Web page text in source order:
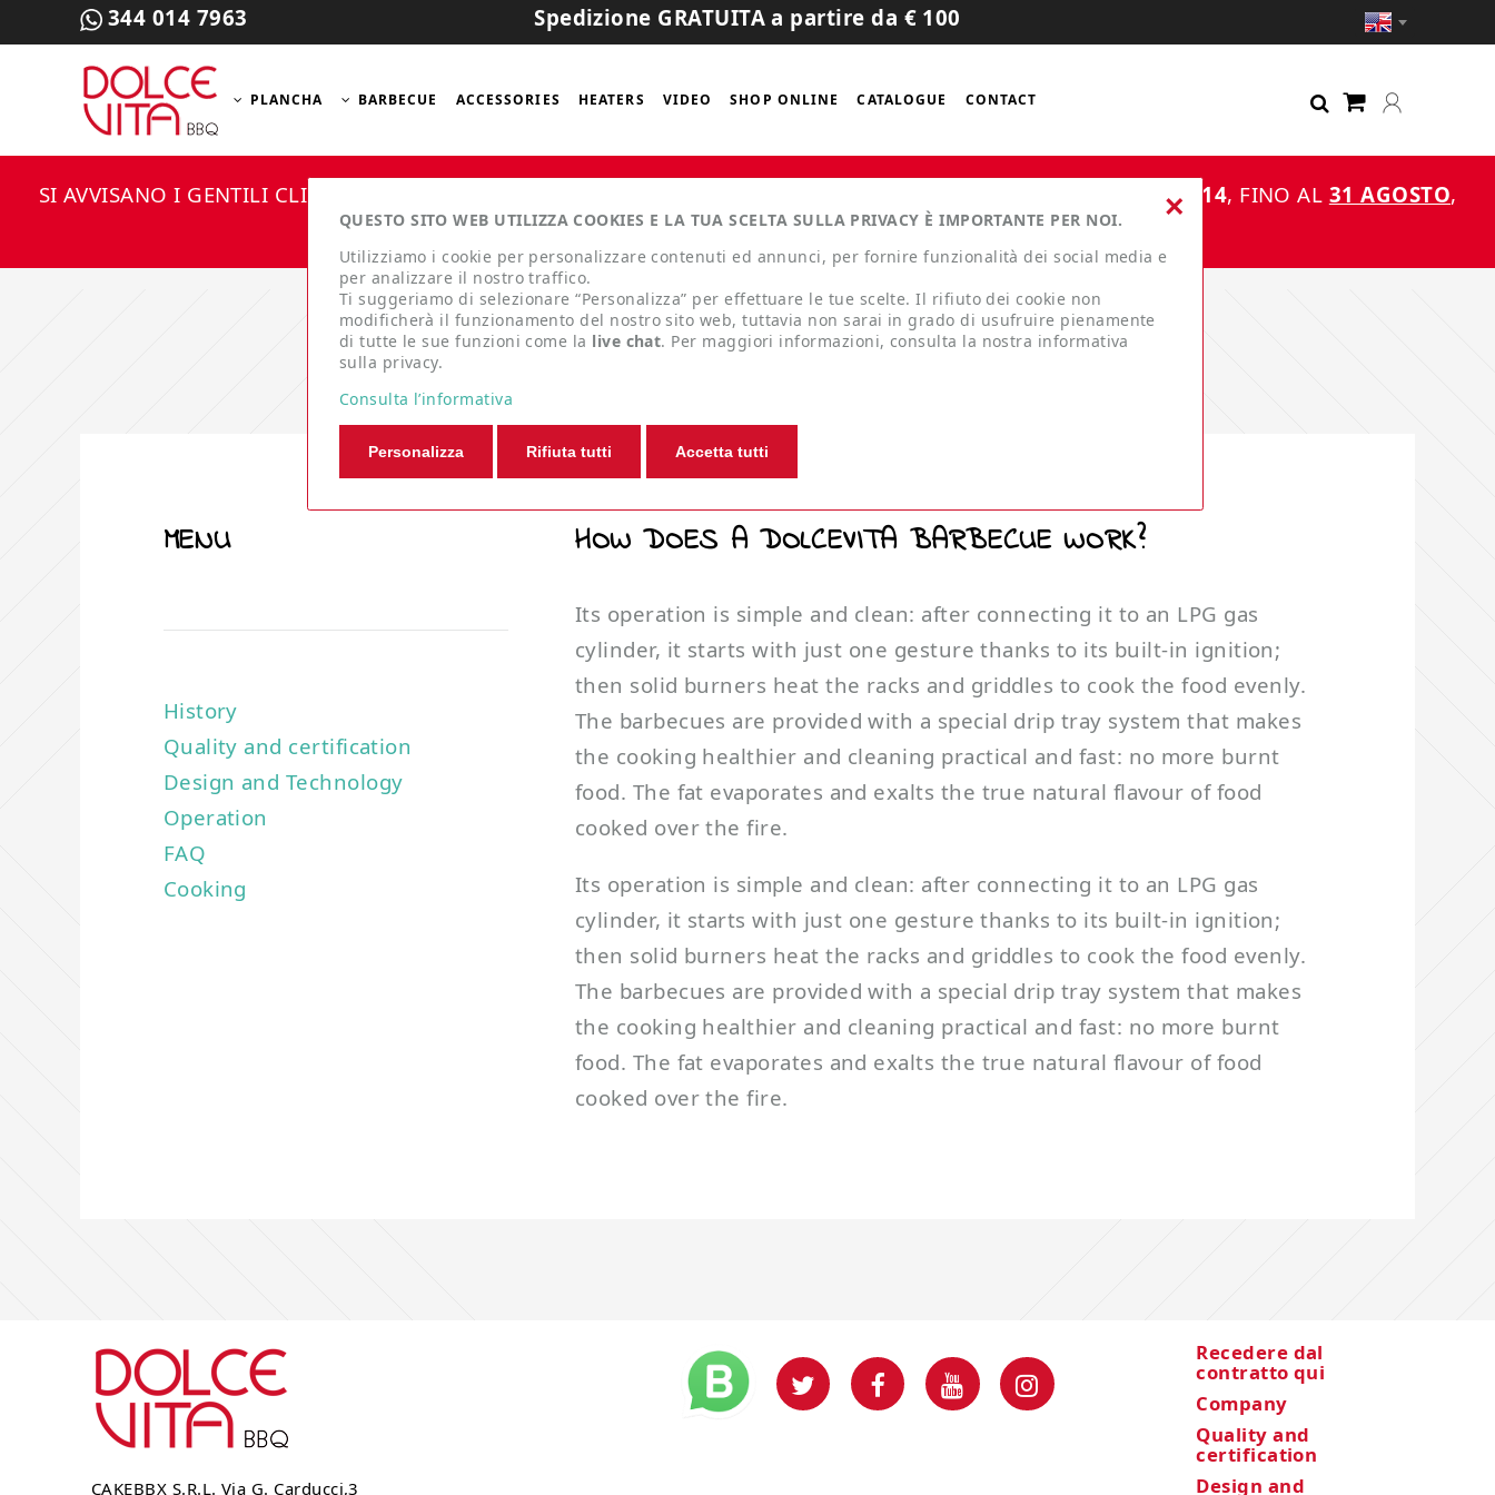
344 014 7963 Spedizione GRATUITA a partire da € 100
PLANCHA BARBECUE ACCESSORIES HEATERS VIDEO SHOP ONLINE CATALOGUE CONTACT
SI AVVISANO I GENTILI CLIENTI CHE PER ORE 14, FINO AL 31 AGOSTO,
VERRANNO EVASI A PARTIRE DAL1 SETTEMBRE 2026
MENU
History
Quality and certification
Design and Technology
Operation
FAQ
Cooking
HOW DOES A DOLCEVITA BARBECUE WORK?
Its operation is simple and clean: after connecting it to an LPG gas
cylinder, it starts with just one gesture thanks to its built-in ignition;
then solid burners heat the racks and griddles to cook the food evenly.
The barbecues are provided with a special drip tray system that makes
the cooking healthier and cleaning practical and fast: no more burnt
food. The fat evaporates and exalts the true natural flavour of food
cooked over the fire.
Its operation is simple and clean: after connecting it to an LPG gas
cylinder, it starts with just one gesture thanks to its built-in ignition;
then solid burners heat the racks and griddles to cook the food evenly.
The barbecues are provided with a special drip tray system that makes
the cooking healthier and cleaning practical and fast: no more burnt
food. The fat evaporates and exalts the true natural flavour of food
cooked over the fire.
CAKEBBX S.R.L. Via G. Carducci,3
Recedere dal
contratto qui
Company
Quality and
certification
Design and
×
QUESTO SITO WEB UTILIZZA COOKIES E LA TUA SCELTA SULLA PRIVACY È IMPORTANTE PER NOI.
Utilizziamo i cookie per personalizzare contenuti ed annunci, per fornire funzionalità dei social media e
per analizzare il nostro traffico.
Ti suggeriamo di selezionare “Personalizza” per effettuare le tue scelte. Il rifiuto dei cookie non
modificherà il funzionamento del nostro sito web, tuttavia non sarai in grado di usufruire pienamente
di tutte le sue funzioni come la live chat. Per maggiori informazioni, consulta la nostra informativa
sulla privacy.
Consulta l’informativa
Personalizza Rifiuta tutti Accetta tutti